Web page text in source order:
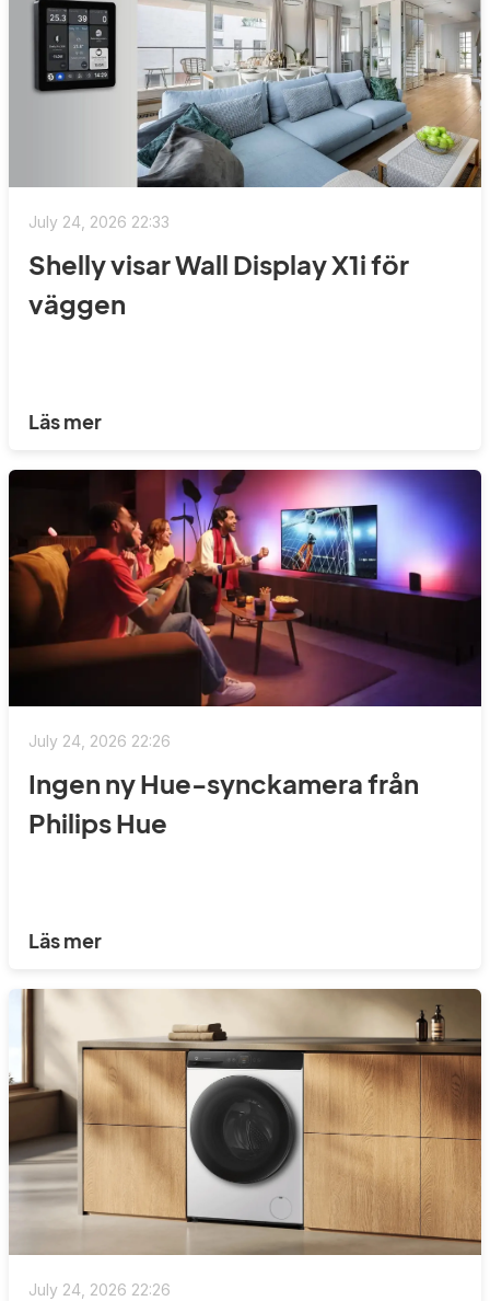
July 24, 2026 22:33
Shelly visar Wall Display X1i för
väggen
Läs mer
July 24, 2026 22:26
Ingen ny Hue-synckamera från
Philips Hue
Läs mer
July 24, 2026 22:26